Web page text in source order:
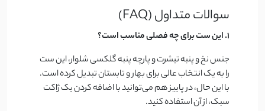
سوالات متداول (FAQ)
۱. این ست برای چه فصلی مناسب است؟
جنس نخ و پنبه تیشرت و پارچه پنبه گلکسی شلوار، این ست
را به یک انتخاب عالی برای بهار و تابستان تبدیل کرده است.
با این حال، در پاییز هم می‌توانید با اضافه کردن یک ژاکت
سبک، از آن استفاده کنید.